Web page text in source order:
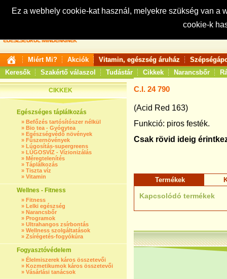
Ez a webhely cookie-kat használ, melyekre szükség van
cookie-k
Keresés:
Miért Mi? Akciók Vitamin, egészség áruház
Keresők
Szakértő válaszol Tudástár Cikkek Narancsbőr
CIKKEK
Egészséges táplálkozás
» Befőzés tartósítószer nélkül
» Bio tea - Gyógytea
» Egészségvédő növények
» Fűszernövények
» Lúgosítás-supergreens
» LÚGOSVÍZ - Vízionizálás
» Méregtelenítés
» Táplálkozás
» Tiszta víz
» Vitamin
Wellnes - Fitness
» Fitness
» Lelki egészség
» Narancsbőr
» Programok
» Ultrahangos zsírbontás
» Wellness szolgáltatások
» Zsírégetés-fogyókúra
Fogyasztóvédelem
» Élelmiszerek káros összetevői
» Kozmetikumok káros összetevői
» Vásárlási tanácsok
C.I. 24 790
(Acid Red 163)
Funkció: piros festék.
Csak rövid ideig
Termékek
Kapcsolódó termékek